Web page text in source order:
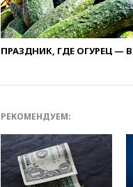
ПРАЗДНИК, ГДЕ ОГУРЕЦ —
РЕКОМЕНДУЕМ: